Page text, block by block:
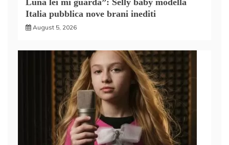
Luna lei mi guarda”: Selly baby modella
Italia pubblica nove brani inediti
August 5, 2026